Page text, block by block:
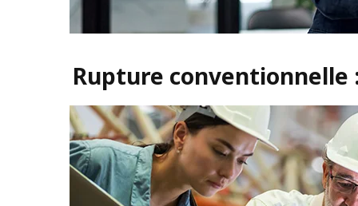
Rupture conventionnelle